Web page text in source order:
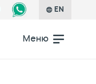
EN
Меню